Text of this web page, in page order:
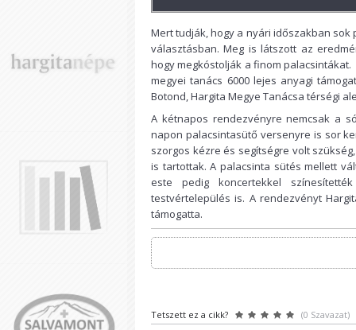
Mert tudják, hogy a nyári időszakban
választásban. Meg is látszott az
hogy megkóstolják a finom
megyei tanács 6000 lejes anyagi
Botond, Hargita Megye Tanácsa térségi
A kétnapos rendezvényre nemcsak a
napon palacsintasütő versenyre is sor
szorgos kézre és segítségre volt
is tartottak. A palacsinta sütés mellett
este pedig koncertekkel
testvértelepülés is. A rendezvényt
támogatta.
Tetszett ez a cikk? (0 Szavazat)